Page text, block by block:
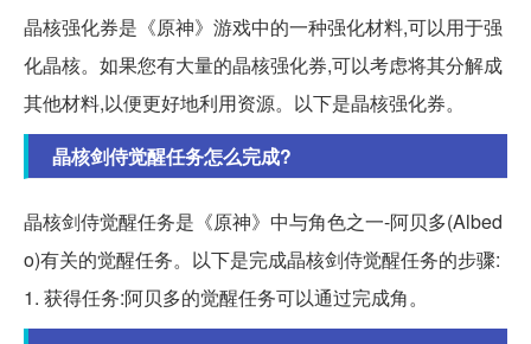
晶核强化券是《原神》游戏中的一种强化材料,可以用于强
化晶核。如果您有大量的晶核强化券,可以考虑将其分解成
其他材料,以便更好地利用资源。以下是晶核强化券。
晶核剑侍觉醒任务怎么完成?
晶核剑侍觉醒任务是《原神》中与角色之一-阿贝多(Albed
o)有关的觉醒任务。以下是完成晶核剑侍觉醒任务的步骤:
1. 获得任务:阿贝多的觉醒任务可以通过完成角。